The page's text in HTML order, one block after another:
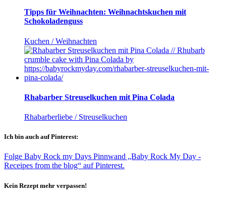
Tipps für Weihnachten: Weihnachtskuchen mit
Schokoladenguss
Kuchen / Weihnachten
Rhabarber Streuselkuchen mit Pina Colada
Rhabarberliebe / Streuselkuchen
Ich bin auch auf Pinterest:
Folge Baby Rock my Days Pinnwand „Baby Rock My Day -
Receipes from the blog“ auf Pinterest.
Kein Rezept mehr verpassen!